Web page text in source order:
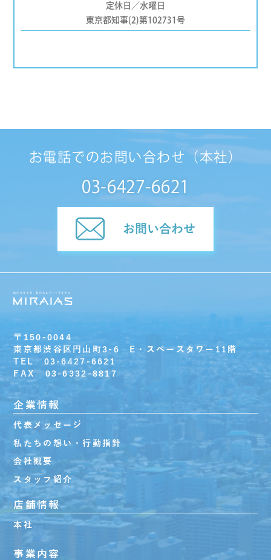
定休日／水曜日
東京都知事(2)第102731号
お電話でのお問い合わせ（本社）
03-6427-6621
お問い合わせ
〒150-0044
東京都渋谷区円山町3-6 E・スペースタワー11階
TEL 03-6427-6621
FAX 03-6332-8817
企業情報
代表メッセージ
私たちの想い・行動指針
会社概要
スタッフ紹介
店舗情報
本社
事業内容